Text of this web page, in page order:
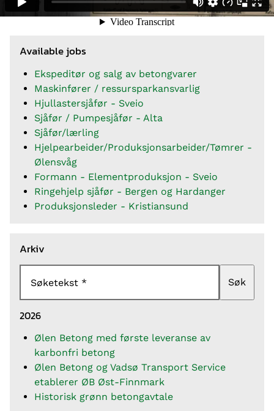
Available jobs
Ekspeditør og salg av betongvarer
Maskinfører / ressursparkansvarlig
Hjullastersjåfør - Sveio
Sjåfør / Pumpesjåfør - Alta
Sjåfør/lærling
Hjelpearbeider/Produksjonsarbeider/Tømrer -
Ølensvåg
Formann - Elementproduksjon - Sveio
Ringehjelp sjåfør - Bergen og Hardanger
Produksjonsleder - Kristiansund
Arkiv
Søketekst Søk
2026
Ølen Betong med første leveranse av
karbonfri betong
Ølen Betong og Vadsø Transport Service
etablerer ØB Øst-Finnmark
Historisk grønn betongavtale